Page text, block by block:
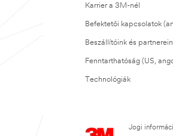
Karrier a 3M-nél
Befektetői kapcsolatok
Beszállítóink és
Fenntarthatóság (US,
Technológiák
Jogi